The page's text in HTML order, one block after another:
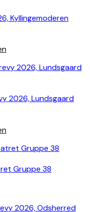
Kyllingemoderen
2026, Lundsgaard
Gruppe 38